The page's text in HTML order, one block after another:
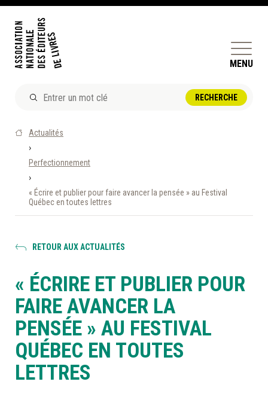
MENU
DOSSIERS ET ENJEUX
ÊTRE ÉDITEUR·TRICE
PERFECTIONNEMENT
ET SERVICES AUX MEMBRES
À LA POINTE DE LA PROFESSION
À PROPOS DEVENIR MEMBRE NOUS JOINDRE
Actualités
›
Perfectionnement
›
« Écrire et publier pour faire avancer la pensée » au Festival
Québec en toutes lettres
RETOUR AUX ACTUALITÉS
« ÉCRIRE ET PUBLIER POUR
FAIRE AVANCER LA
PENSÉE » AU FESTIVAL
QUÉBEC EN TOUTES
LETTRES